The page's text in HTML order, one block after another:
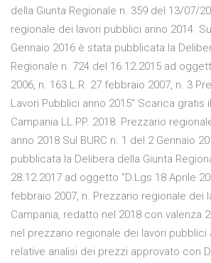
della Giunta Regionale n. 359 del 13/07/
regionale dei lavori pubblici anno 2014.
Gennaio 2016 è stata pubblicata la
Regionale n. 724 del 16.12.2015 ad
2006, n. 163 L.R. 27 febbraio 2007, n. 3
Lavori Pubblici anno 2015" Scarica gratis
Campania LL.PP. 2018. Prezzario
anno 2018 Sul BURC n. 1 del 2 Gennaio
pubblicata la Delibera della Giunta
28.12.2017 ad oggetto "D.Lgs 18 Aprile
febbraio 2007, n. Prezzario regionale dei
Campania, redatto nel 2018 con valenza
nel prezzario regionale dei lavori pubblici
relative analisi dei prezzi approvato con